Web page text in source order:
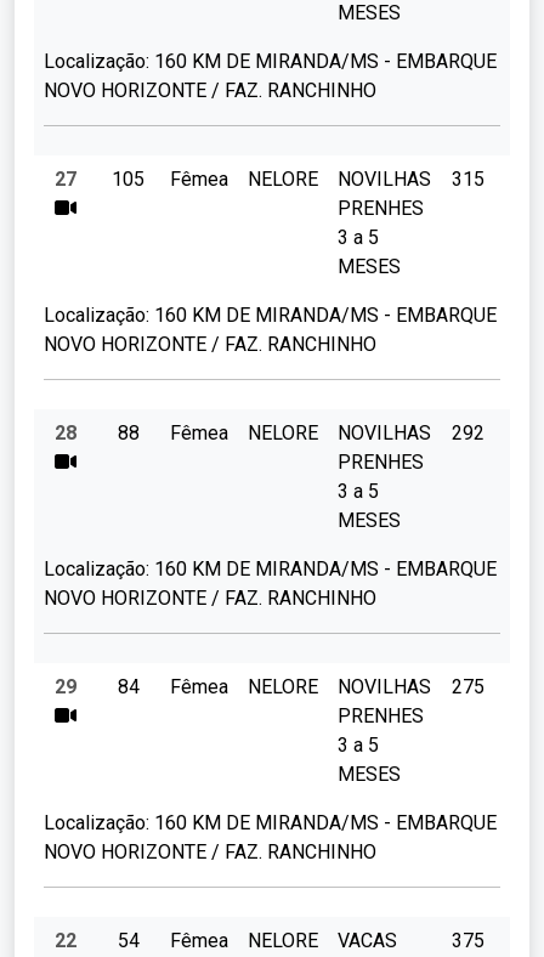
MESES
Localização: 160 KM DE MIRANDA/MS - EMBARQUE
NOVO HORIZONTE / FAZ. RANCHINHO
27 105 Fêmea NELORE
NOVILHAS
PRENHES
3 a 5
MESES
315
Localização: 160 KM DE MIRANDA/MS - EMBARQUE
NOVO HORIZONTE / FAZ. RANCHINHO
28 88 Fêmea NELORE
NOVILHAS
PRENHES
3 a 5
MESES
292
Localização: 160 KM DE MIRANDA/MS - EMBARQUE
NOVO HORIZONTE / FAZ. RANCHINHO
29 84 Fêmea NELORE
NOVILHAS
PRENHES
3 a 5
MESES
275
Localização: 160 KM DE MIRANDA/MS - EMBARQUE
NOVO HORIZONTE / FAZ. RANCHINHO
22 54 Fêmea NELORE
VACAS
375